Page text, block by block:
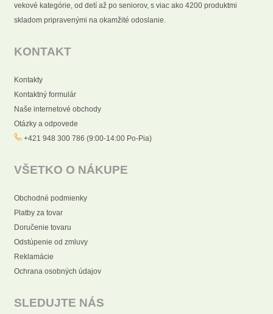
vekové kategórie, od detí až po seniorov, s viac ako 4200 produktmi
skladom pripravenými na okamžité odoslanie.
KONTAKT
Kontakty
Kontaktný formulár
Naše internetové obchody
Otázky a odpovede
+421 948 300 786 (9:00-14:00 Po-Pia)
VŠETKO O NÁKUPE
Obchodné podmienky
Platby za tovar
Doručenie tovaru
Odstúpenie od zmluvy
Reklamácie
Ochrana osobných údajov
SLEDUJTE NÁS